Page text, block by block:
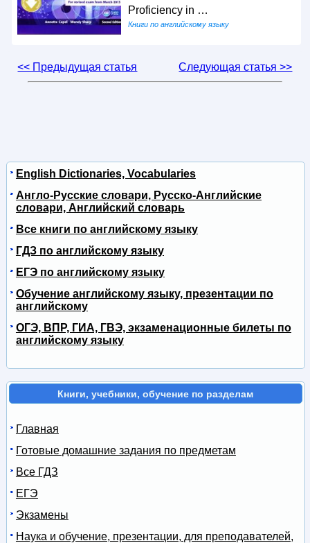
Proficiency in …
Книги по английскому языку
<< Предыдущая статья Следующая статья >>
English Dictionaries, Vocabularies
Англо-Русские словари, Русско-Английские
словари, Английский словарь
Все книги по английскому языку
ГДЗ по английскому языку
ЕГЭ по английскому языку
Обучение английскому языку, презентации по
английскому
ОГЭ, ВПР, ГИА, ГВЭ, экзаменационные билеты по
английскому языку
Книги, учебники, обучение по разделам
Главная
Готовые домашние задания по предметам
Все ГДЗ
ЕГЭ
Экзамены
Наука и обучение, презентации, для преподавателей,